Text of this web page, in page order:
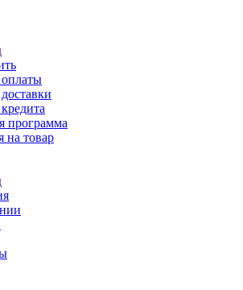
программа
на товар